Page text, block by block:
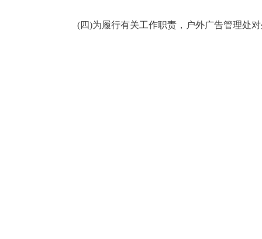
(四)为履行有关工作职责，户外广告管理处对